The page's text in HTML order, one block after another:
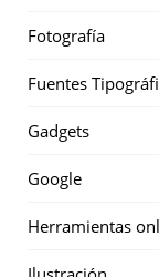
Fotografía
Fuentes
Gadgets
Google
Herramientas